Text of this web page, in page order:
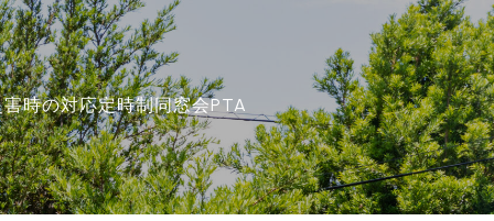
時の対応定時制同窓会PTA